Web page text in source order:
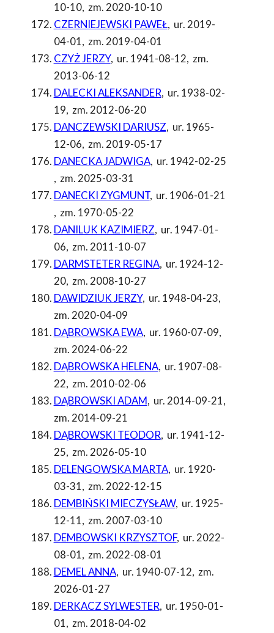
10-10, zm. 2020-10-10
CZERNIEJEWSKI PAWEŁ, ur. 2019-
04-01, zm. 2019-04-01
CZYŻ JERZY, ur. 1941-08-12, zm.
2013-06-12
DALECKI ALEKSANDER, ur. 1938-02-
19, zm. 2012-06-20
DANCZEWSKI DARIUSZ, ur. 1965-
12-06, zm. 2019-05-17
DANECKA JADWIGA, ur. 1942-02-25
, zm. 2025-03-31
DANECKI ZYGMUNT, ur. 1906-01-21
, zm. 1970-05-22
DANILUK KAZIMIERZ, ur. 1947-01-
06, zm. 2011-10-07
DARMSTETER REGINA, ur. 1924-12-
20, zm. 2008-10-27
DAWIDZIUK JERZY, ur. 1948-04-23,
zm. 2020-04-09
DĄBROWSKA EWA, ur. 1960-07-09,
zm. 2024-06-22
DĄBROWSKA HELENA, ur. 1907-08-
22, zm. 2010-02-06
DĄBROWSKI ADAM, ur. 2014-09-21,
zm. 2014-09-21
DĄBROWSKI TEODOR, ur. 1941-12-
25, zm. 2026-05-10
DELENGOWSKA MARTA, ur. 1920-
03-31, zm. 2022-12-15
DEMBIŃSKI MIECZYSŁAW, ur. 1925-
12-11, zm. 2007-03-10
DEMBOWSKI KRZYSZTOF, ur. 2022-
08-01, zm. 2022-08-01
DEMEL ANNA, ur. 1940-07-12, zm.
2026-01-27
DERKACZ SYLWESTER, ur. 1950-01-
01, zm. 2018-04-02